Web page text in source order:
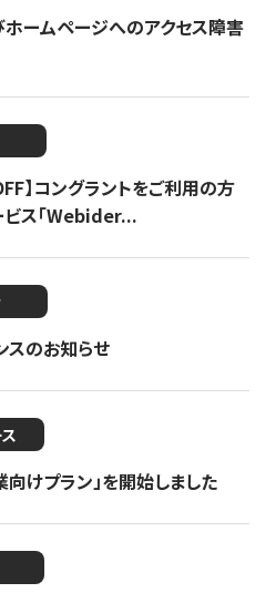
ホームページへのアクセス障害
】コングラントをご利用の方
ビス「Webider...
スのお知らせ
けプラン」を開始しました